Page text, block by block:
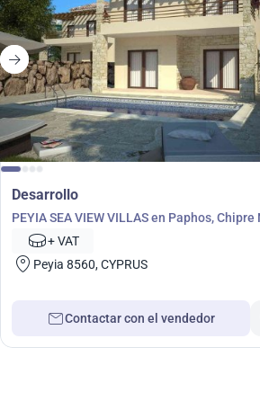
Desarrollo
PEYIA SEA VIEW VILLAS en Paphos, Chipre
+ VAT
Peyia 8560, CYPRUS
Contactar con el vendedor